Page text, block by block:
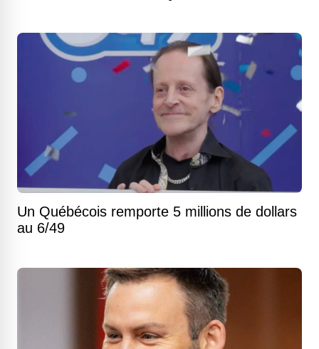
Un Québécois remporte 5 millions de dollars
au 6/49